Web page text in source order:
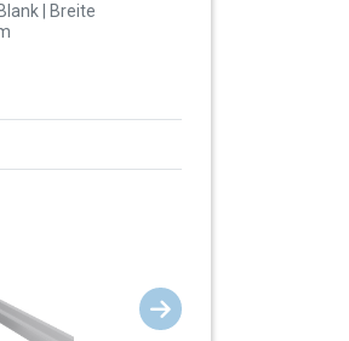
| Breite